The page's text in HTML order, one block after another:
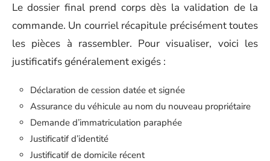
Le dossier final prend corps dès la validation de la
commande. Un courriel récapitule précisément toutes
les pièces à rassembler. Pour visualiser, voici les
justificatifs généralement exigés :
Déclaration de cession datée et signée
Assurance du véhicule au nom du nouveau propriétaire
Demande d’immatriculation paraphée
Justificatif d’identité
Justificatif de domicile récent